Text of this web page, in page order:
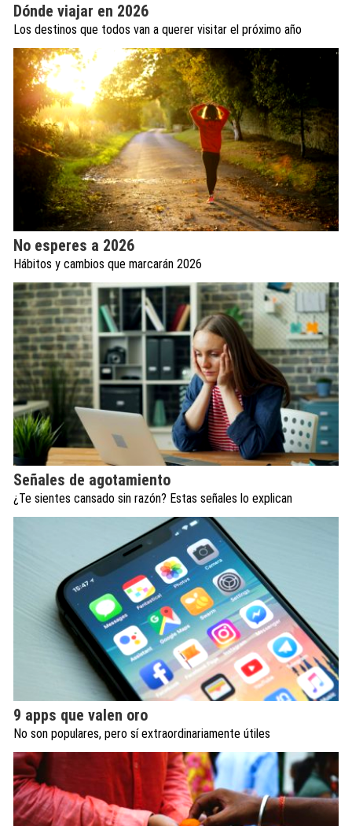
Dónde viajar en 2026
Los destinos que todos van a querer visitar el próximo año
No esperes a 2026
Hábitos y cambios que marcarán 2026
Señales de agotamiento
¿Te sientes cansado sin razón? Estas señales lo explican
9 apps que valen oro
No son populares, pero sí extraordinariamente útiles